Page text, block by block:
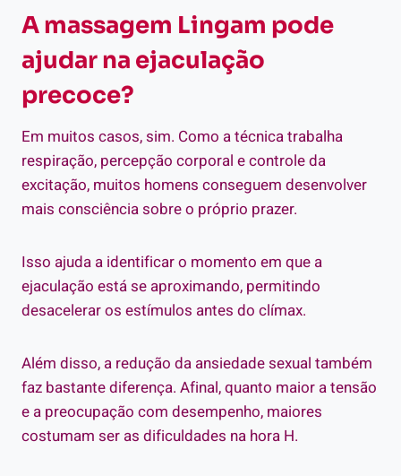
A massagem Lingam pode
ajudar na ejaculação
precoce?
Em muitos casos, sim. Como a técnica trabalha
respiração, percepção corporal e controle da
excitação, muitos homens conseguem desenvolver
mais consciência sobre o próprio prazer.
Isso ajuda a identificar o momento em que a
ejaculação está se aproximando, permitindo
desacelerar os estímulos antes do clímax.
Além disso, a redução da ansiedade sexual também
faz bastante diferença. Afinal, quanto maior a tensão
e a preocupação com desempenho, maiores
costumam ser as dificuldades na hora H.